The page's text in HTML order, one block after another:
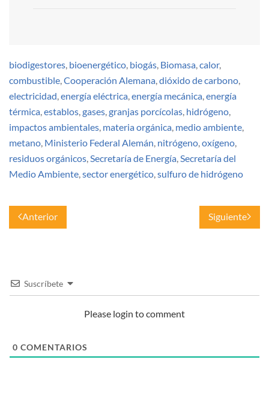
biodigestores bioenergético biogás Biomasa calor,
combustible Cooperación Alemana dióxido de carbono
electricidad energía eléctrica energía mecánica energía
térmica establos gases granjas porcícolas hidrógeno
impactos ambientales materia orgánica medio ambiente
metano Ministerio Federal Alemán nitrógeno oxígeno
residuos orgánicos Secretaría de Energía Secretaría del
Medio Ambiente sector energético sulfuro de hidrógeno
Anterior Siguiente
Suscríbete
Please login to comment
0 COMENTARIOS